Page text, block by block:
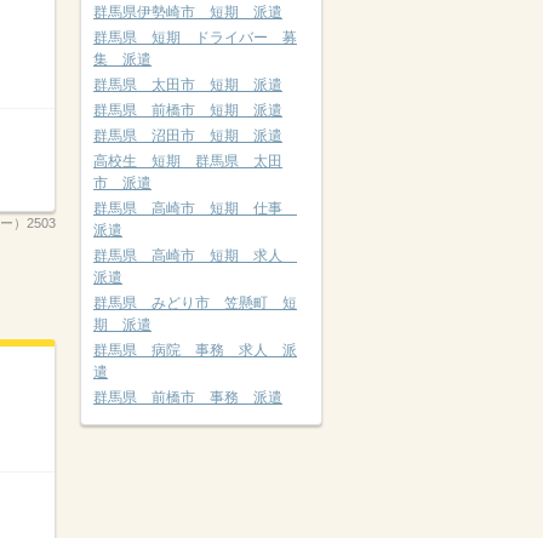
）2503
群馬県伊勢崎市 短期 派遣
群馬県 短期 ドライバー 募
集 派遣
群馬県 太田市 短期 派遣
群馬県 前橋市 短期 派遣
群馬県 沼田市 短期 派遣
高校生 短期 群馬県 太田
市 派遣
群馬県 高崎市 短期 仕事
派遣
群馬県 高崎市 短期 求人
派遣
群馬県 みどり市 笠懸町 短
期 派遣
群馬県 病院 事務 求人 派
遣
群馬県 前橋市 事務 派遣